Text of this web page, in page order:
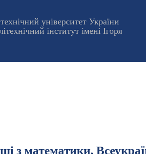
університет України
інститут імені Ігоря
з математики.